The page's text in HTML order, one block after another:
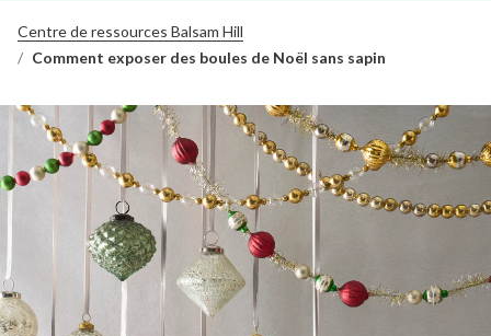
Centre de ressources Balsam Hill
Comment exposer des boules de Noël sans sapin